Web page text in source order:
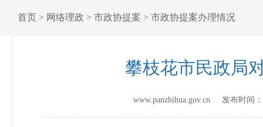
首页 > 网络理政 > 市政协提案 > 市政协提案办理情况
攀枝花市民政局
www.panzhihua.gov.cn 发布时间：